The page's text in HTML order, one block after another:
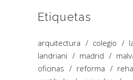
Etiquetas
arquitectura colegio
landriani
madrid
oficinas
reforma